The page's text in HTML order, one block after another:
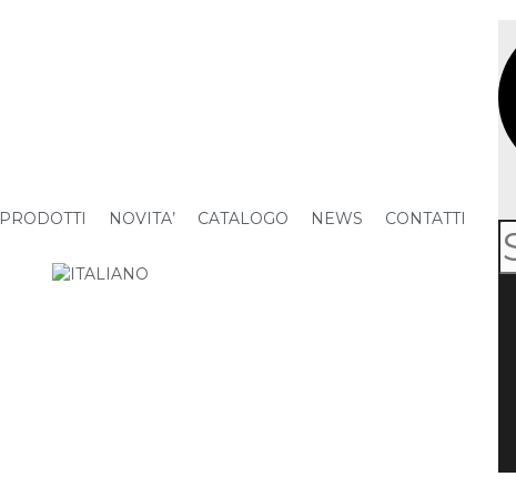
PRODOTTI NOVITA’ CATALOGO NEWS CONTATTI